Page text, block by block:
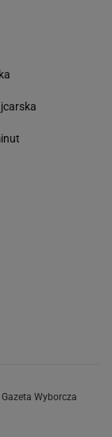
Gazeta Wyborcza